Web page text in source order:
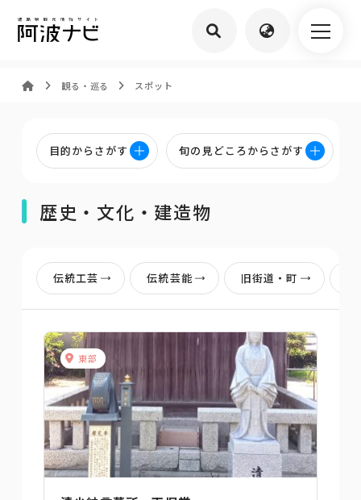
観る・巡る スポット
目的からさがす 旬の見どころからさがす
歴史・文化・建造物
伝統工芸 伝統芸能 旧街道・町
東部